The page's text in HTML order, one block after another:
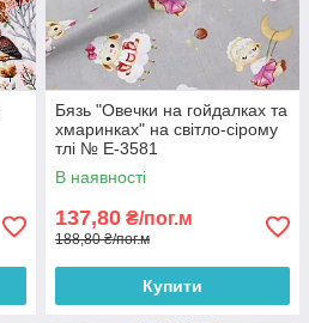
Бязь "Овечки на гойдалках та
хмаринках" на світло-сірому
тлі № Е-3581
В наявності
137,80 ₴/пог.м
188,80 ₴/пог.м
Купити